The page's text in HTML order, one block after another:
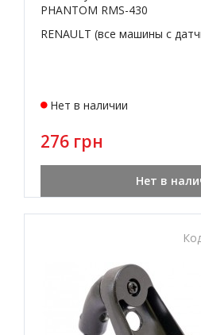
PHANTOM RMS-430
RENAULT (все машины c
Нет в наличии
276 грн
Нет в